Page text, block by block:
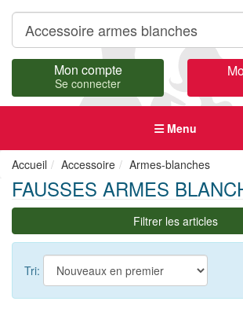
Mon compte
Se connecter
Menu
Accueil Accessoire Armes-blanches
FAUSSES ARMES
Filtrer les articles
Tri: